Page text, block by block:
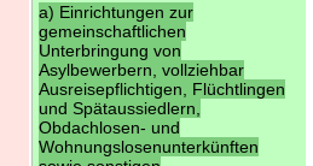
a) Einrichtungen zur
gemeinschaftlichen
Unterbringung von
Asylbewerbern, vollziehbar
Ausreisepflichtigen, Flüchtlingen
und Spätaussiedlern,
Obdachlosen- und
Wohnungslosenunterkünften